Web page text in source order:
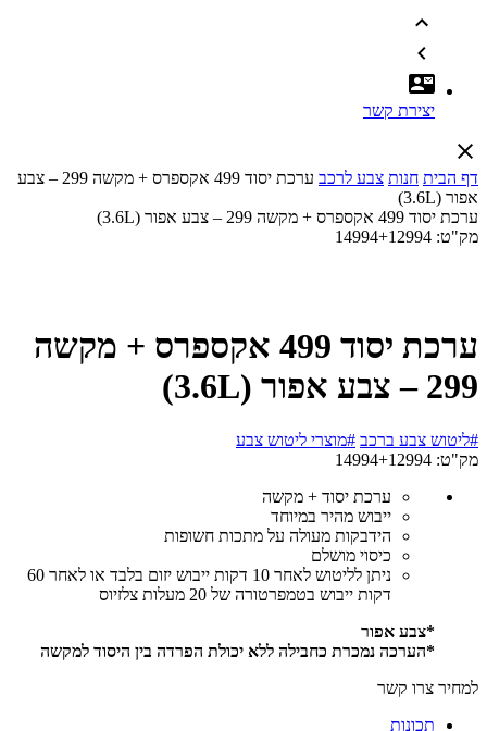
יצירת קשר
דף הבית חנות צבע לרכב
ערכת יסוד 499 אקספרס + מקשה 299 – צבע
אפור (3.6L)
ערכת יסוד 499 אקספרס + מקשה 299 – צבע אפור (3.6L)
מק"ט: 14994+12994
ערכת יסוד 499 אקספרס + מקשה
299 – צבע אפור (3.6L)
#ליטוש צבע ברכב #מוצרי ליטוש צבע
מק"ט: 14994+12994
ערכת יסוד + מקשה
ייבוש מהיר במיוחד
הידבקות מעולה על מתכות חשופות
כיסוי מושלם
ניתן לליטוש לאחר 10 דקות ייבוש יזום בלבד או לאחר 60
דקות ייבוש בטמפרטורה של 20 מעלות צלזיוס
*צבע אפור
*הערכה נמכרת כחבילה ללא יכולת הפרדה בין היסוד למקשה
למחיר צרו קשר
תכונות